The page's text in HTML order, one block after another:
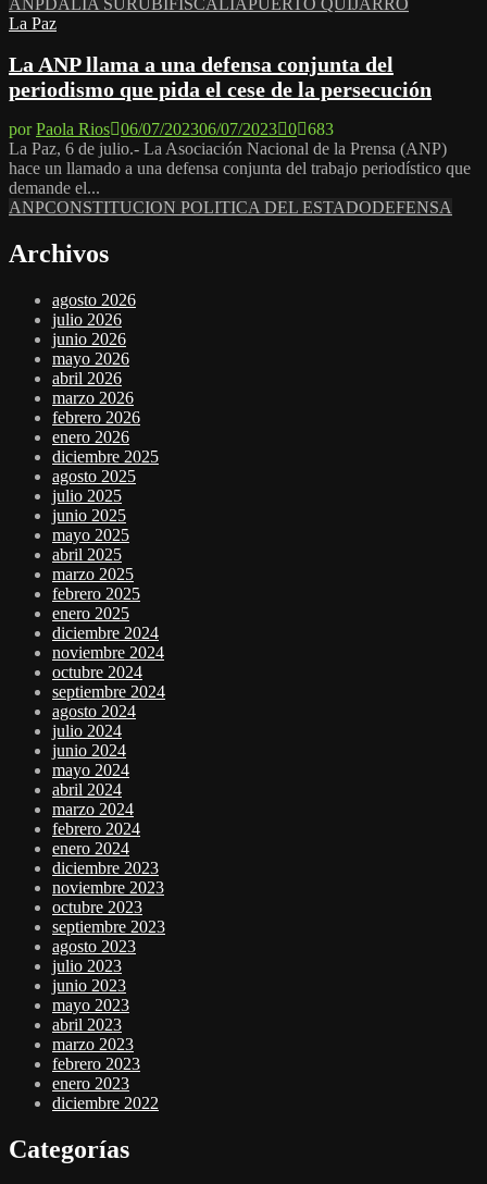
ANP DALIA SURUBI FISCALIA PUERTO QUIJARRO
La Paz
La ANP llama a una defensa conjunta del
periodismo que pida el cese de la persecución
porPaola Rios 06/07/202306/07/2023 0 683
La Paz, 6 de julio.- La Asociación Nacional de la Prensa (ANP)
hace un llamado a una defensa conjunta del trabajo periodístico que
demande el...
ANPCONSTITUCION POLITICA DEL ESTADODEFENSA
Archivos
agosto 2026
julio 2026
junio 2026
mayo 2026
abril 2026
marzo 2026
febrero 2026
enero 2026
diciembre 2025
agosto 2025
julio 2025
junio 2025
mayo 2025
abril 2025
marzo 2025
febrero 2025
enero 2025
diciembre 2024
noviembre 2024
octubre 2024
septiembre 2024
agosto 2024
julio 2024
junio 2024
mayo 2024
abril 2024
marzo 2024
febrero 2024
enero 2024
diciembre 2023
noviembre 2023
octubre 2023
septiembre 2023
agosto 2023
julio 2023
junio 2023
mayo 2023
abril 2023
marzo 2023
febrero 2023
enero 2023
diciembre 2022
Categorías